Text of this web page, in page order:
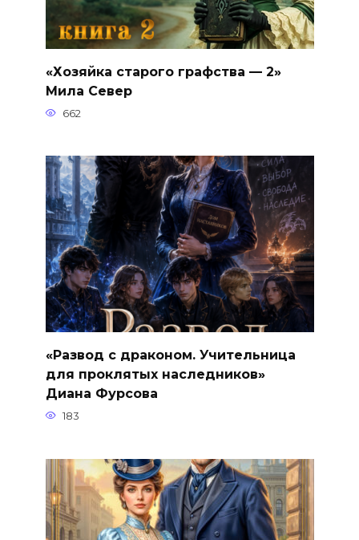
«Хозяйка старого графства — 2»
Мила Север
662
«Развод с драконом. Учительница
для проклятых наследников»
Диана Фурсова
183